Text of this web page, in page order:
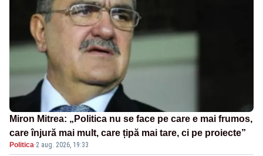
Miron Mitrea: „Politica nu se face pe care e mai frumos,
care înjură mai mult, care țipă mai tare, ci pe proiecte”
Politica·2 aug. 2026, 19:33